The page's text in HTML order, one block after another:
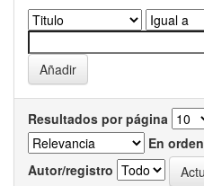
Resultados por página
En orden
Autor/registro